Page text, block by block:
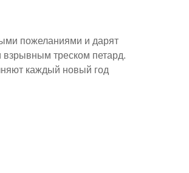
пожеланиями и дарят
треском петард.
каждый новый год